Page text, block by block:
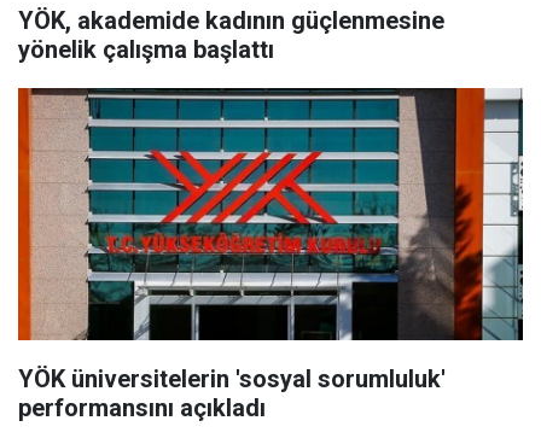
YÖK, akademide kadının güçlenmesine
yönelik çalışma başlattı
YÖK üniversitelerin 'sosyal sorumluluk'
performansını açıkladı